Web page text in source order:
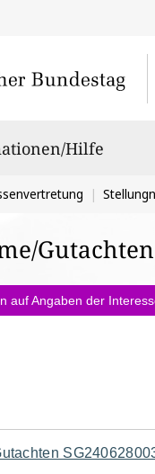
Hilfe
Gutachten
auf Angaben der